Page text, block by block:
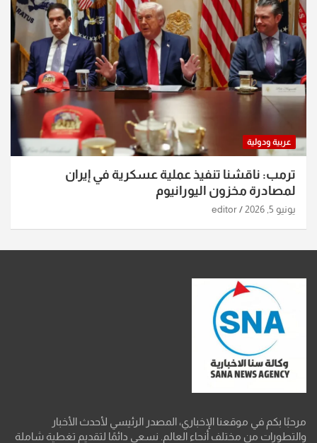
عربية ودولية
ترمب: ناقشنا تنفيذ عملية عسكرية في إيران
لمصادرة مخزون اليورانيوم
يونيو 5, 2026 editor
مرحبًا بكم في موقعنا الإخباري، المصدر الرئيسي لأحدث الأخبار
والتطورات من مختلف أنحاء العالم. نسعى دائمًا لتقديم تغطية شاملة